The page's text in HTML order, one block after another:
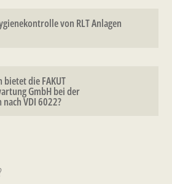
von RLT Anlagen
die FAKUT
GmbH bei der
VDI 6022?